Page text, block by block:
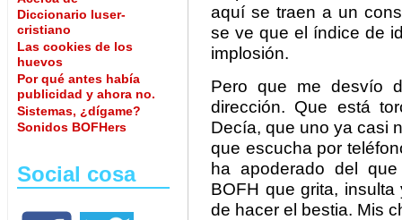
Diccionario luser-
cristiano
Las cookies de los
huevos
Por qué antes había
publicidad y ahora no.
Sistemas, ¿dígame?
Sonidos BOFHers
Social cosa
aquí se traen a un
se ve que el índice de
implosión.
Pero que me desvío
dirección. Que está
Decía, que uno ya casi
que escucha por
ha apoderado del
BOFH que grita,
de hacer el bestia. Mis